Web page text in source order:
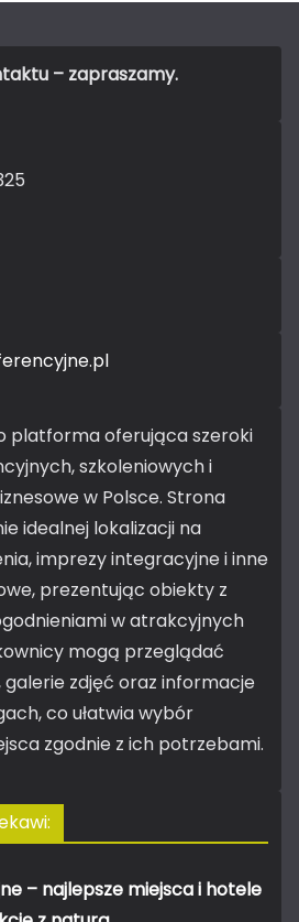
– zapraszamy.
platforma oferująca szeroki
szkoleniowych i
w Polsce. Strona
idealnej lokalizacji na
imprezy integracyjne i inne
prezentując obiekty z
w atrakcyjnych
mogą przeglądać
galerie zdjęć oraz informacje
co ułatwia wybór
zgodnie z ich potrzebami.
– najlepsze miejsca i hotele